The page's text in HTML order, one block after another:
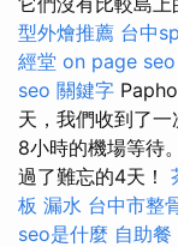
型外燴推薦 台中
經堂 on page seo
seo 關鍵字
天，我們收到了
8小時的機場等待。
過了難忘的4天！
板 漏水 台中市整
seo是什麼 自助餐